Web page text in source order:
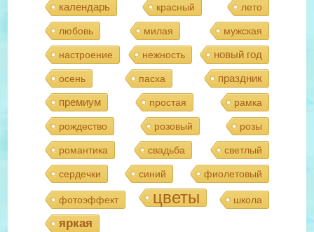
календарь красный лето
любовь милая мужская
настроение нежность новый год
осень пасха
праздник
премиум
простая рамка
рождество розовый розы
романтика свадьба светлый
сердечки синий фиолетовый
фотоэффект цветы школа
яркая